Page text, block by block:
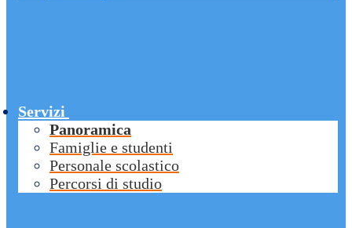
Servizi
Panoramica
Famiglie e studenti
Personale scolastico
Percorsi di studio